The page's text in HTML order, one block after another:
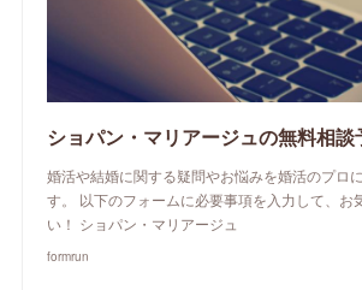
ショパン・マリアージュの無料相談
婚活や結婚に関する疑問やお悩みを婚活のプロ
す。 以下のフォームに必要事項を入力して、お
い！ ショパン・マリアージュ
formrun